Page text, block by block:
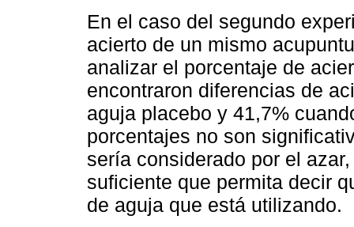
En el caso del segundo
acierto de un mismo
analizar el porcentaje de
encontraron diferencias de
aguja placebo y 41,7%
porcentajes no son
sería considerado por el
suficiente que permita decir
de aguja que está utilizando.